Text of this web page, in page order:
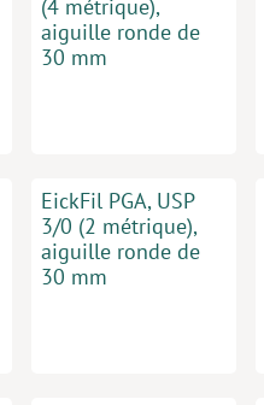
(4 métrique),
aiguille ronde de
30 mm
EickFil PGA, USP
3/0 (2 métrique),
aiguille ronde de
30 mm